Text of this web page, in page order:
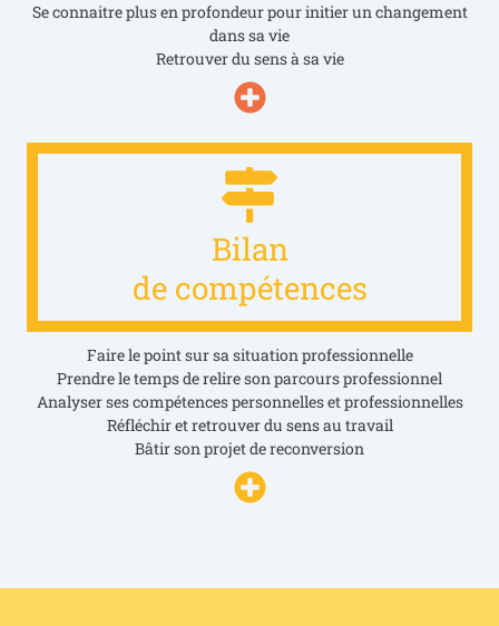
Se connaitre plus en profondeur pour initier un changement
dans sa vie
Retrouver du sens à sa vie
Bilan
de compétences
Faire le point sur sa situation professionnelle
Prendre le temps de relire son parcours professionnel
Analyser ses compétences personnelles et professionnelles
Réfléchir et retrouver du sens au travail
Bâtir son projet de reconversion